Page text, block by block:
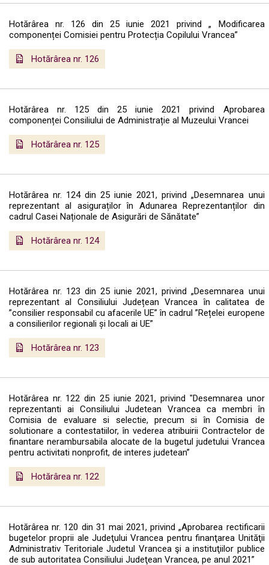
Hotărârea nr. 126 din 25 iunie 2021 privind „ Modificarea
componenței Comisiei pentru Protecția Copilului Vrancea”
Hotărârea nr. 126
Hotărârea nr. 125 din 25 iunie 2021 privind Aprobarea
componenței Consiliului de Administrație al Muzeului Vrancei
Hotărârea nr. 125
Hotărârea nr. 124 din 25 iunie 2021, privind „Desemnarea unui
reprezentant al asiguraților în Adunarea Reprezentanților din
cadrul Casei Naționale de Asigurări de Sănătate”
Hotărârea nr. 124
Hotărârea nr. 123 din 25 iunie 2021, privind „Desemnarea unui
reprezentant al Consiliului Județean Vrancea în calitatea de
”consilier responsabil cu afacerile UE” în cadrul ”Rețelei europene
a consilierilor regionali și locali ai UE”
Hotărârea nr. 123
Hotărârea nr. 122 din 25 iunie 2021, privind "Desemnarea unor
reprezentanti ai Consiliului Judetean Vrancea ca membri în
Comisia de evaluare si selectie, precum si în Comisia de
solutionare a contestatiilor, în vederea atribuirii Contractelor de
finantare nerambursabila alocate de la bugetul judetului Vrancea
pentru activitati nonprofit, de interes judetean”
Hotărârea nr. 122
Hotărârea nr. 120 din 31 mai 2021, privind „Aprobarea rectificarii
bugetelor proprii ale Judeţului Vrancea pentru finanţarea Unităţii
Administrativ Teritoriale Judetul Vrancea şi a instituţiilor publice
de sub autoritatea Consiliului Judeţean Vrancea, pe anul 2021”